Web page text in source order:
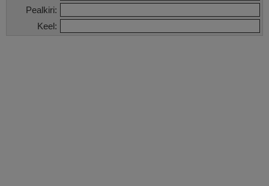
Pealkiri:
Keel: